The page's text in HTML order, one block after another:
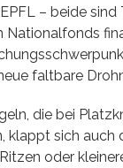
– beide sind
Nationalfonds
faltbare
die bei
klappt sich auch
oder